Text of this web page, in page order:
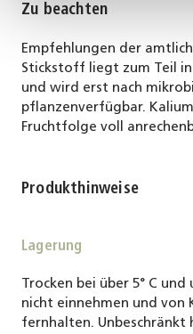
Zu beachten
Empfehlungen der
Stickstoff liegt zum Teil
und wird erst nach
pflanzenverfügbar.
Fruchtfolge voll
Produkthinweise
Lagerung
Trocken bei über 5° C
nicht einnehmen und von
fernhalten. Unbeschränkt